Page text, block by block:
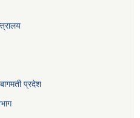
प्रदेश